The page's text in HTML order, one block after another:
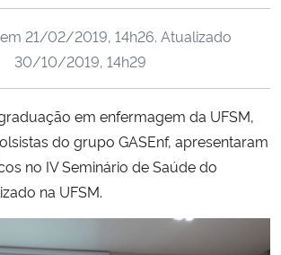
Inovações e Comunicações
21/02/2019, 14h26. Atualizado
30/10/2019, 14h29
em enfermagem da UFSM,
do grupo GASEnf, apresentaram
no IV Seminário de Saúde do
na UFSM.